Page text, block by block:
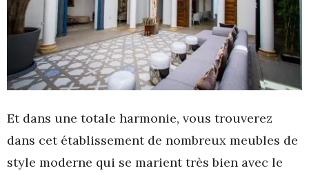
Et dans une totale harmonie, vous trouverez
dans cet établissement de nombreux meubles de
style moderne qui se marient très bien avec le